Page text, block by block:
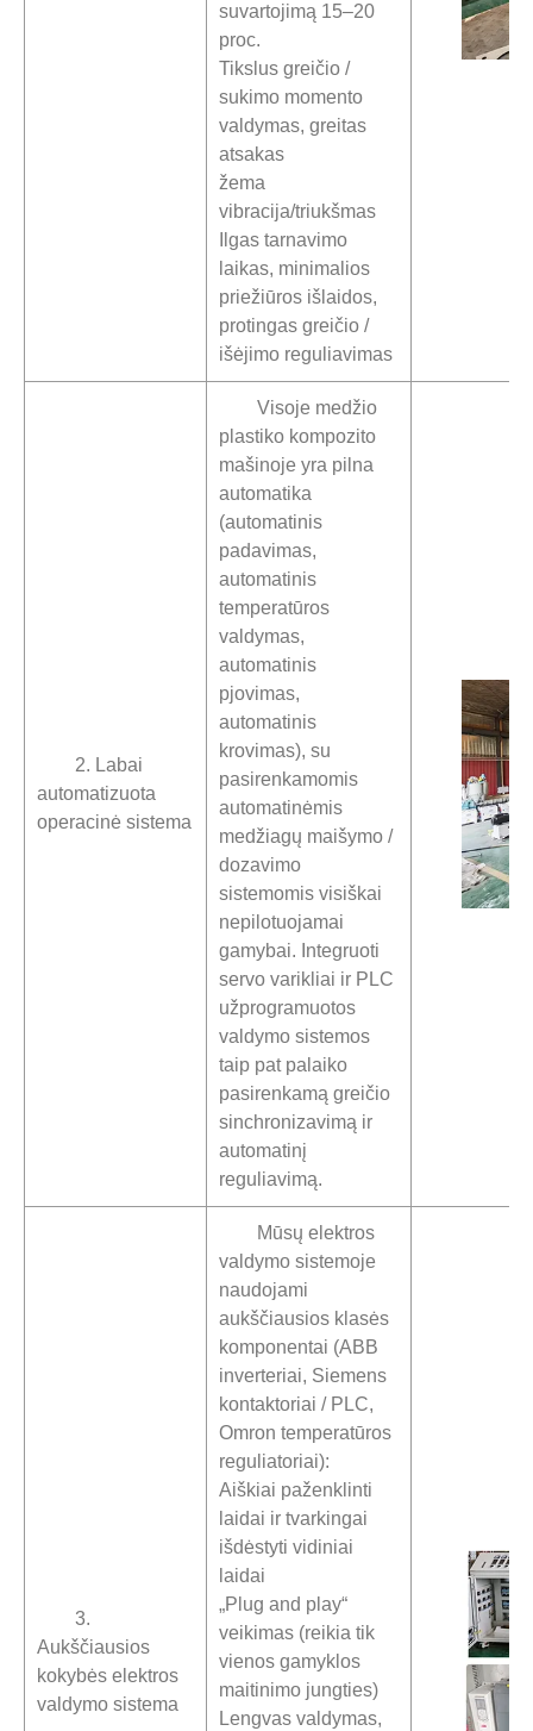
suvartojimą 15–20
proc.
Tikslus greičio /
sukimo momento
valdymas, greitas
atsakas
žema
vibracija/triukšmas
Ilgas tarnavimo
laikas, minimalios
priežiūros išlaidos,
protingas greičio /
išėjimo reguliavimas
2. Labai
automatizuota
operacinė sistema
Visoje medžio
plastiko kompozito
mašinoje yra pilna
automatika
(automatinis
padavimas,
automatinis
temperatūros
valdymas,
automatinis
pjovimas,
automatinis
krovimas), su
pasirenkamomis
automatinėmis
medžiagų maišymo /
dozavimo
sistemomis visiškai
nepilotuojamai
gamybai. Integruoti
servo varikliai ir PLC
užprogramuotos
valdymo sistemos
taip pat palaiko
pasirenkamą greičio
sinchronizavimą ir
automatinį
reguliavimą.
3.
Aukščiausios
kokybės elektros
valdymo sistema
Mūsų elektros
valdymo sistemoje
naudojami
aukščiausios klasės
komponentai (ABB
inverteriai, Siemens
kontaktoriai / PLC,
Omron temperatūros
reguliatoriai):
Aiškiai paženklinti
laidai ir tvarkingai
išdėstyti vidiniai
laidai
„Plug and play“
veikimas (reikia tik
vienos gamyklos
maitinimo jungties)
Lengvas valdymas,